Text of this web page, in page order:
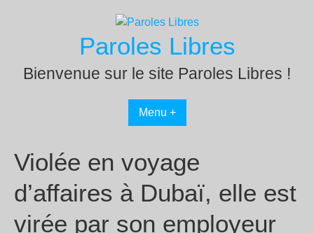
Paroles Libres
Bienvenue sur le site Paroles Libres !
Menu +
Violée en voyage
d’affaires à Dubaï, elle est
virée par son employeur